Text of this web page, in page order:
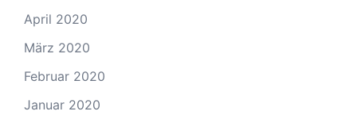
April 2020
März 2020
Februar 2020
Januar 2020